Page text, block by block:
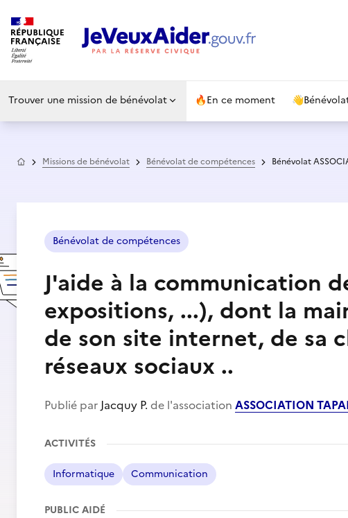
Trouver une mission de bénévolat 🔥En ce moment 👋
AccueilMissions de bénévolat Bénévolat de compétences Bénévolat
Bénévolat de compétences
J'aide à la communication
expositions, ...), dont la
de son site internet, de sa
réseaux sociaux ..
Publié par Jacquy P. de l'association ASSOCIATION
ACTIVITÉS
Informatique Communication
PUBLIC AIDÉ